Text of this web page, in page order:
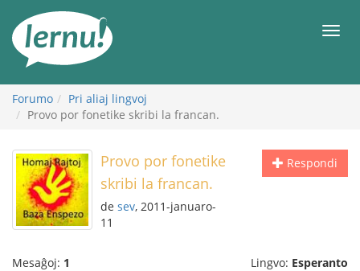
enhavo
Forumo
Pri aliaj lingvoj
Provo por fonetike skribi la francan.
Respondi
Provo por fonetike
skribi la francan.
de sev, 2011-januaro-
11
Mesaĝoj: 1 Lingvo: Esperanto